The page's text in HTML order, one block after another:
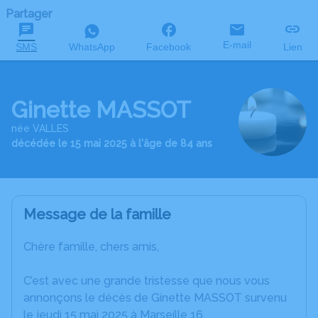
Partager
SMS WhatsApp Facebook E-mail Lien
Ginette MASSOT
née VALLES
décédée le 15 mai 2025 à l'âge de 84 ans
Message de la famille
Chère famille, chers amis,
C’est avec une grande tristesse que nous vous
annonçons le décès de Ginette MASSOT survenu
le jeudi 15 mai 2025 à Marseille 16.